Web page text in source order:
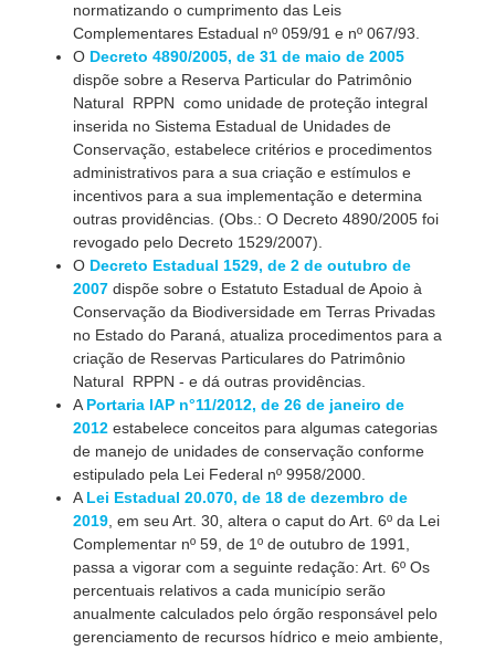
normatizando o cumprimento das Leis
Complementares Estadual nº 059/91 e nº 067/93.
O Decreto 4890/2005, de 31 de maio de 2005
dispõe sobre a Reserva Particular do Patrimônio
Natural  RPPN  como unidade de proteção integral
inserida no Sistema Estadual de Unidades de
Conservação, estabelece critérios e procedimentos
administrativos para a sua criação e estímulos e
incentivos para a sua implementação e determina
outras providências. (Obs.: O Decreto 4890/2005 foi
revogado pelo Decreto 1529/2007).
O Decreto Estadual 1529, de 2 de outubro de
2007 dispõe sobre o Estatuto Estadual de Apoio à
Conservação da Biodiversidade em Terras Privadas
no Estado do Paraná, atualiza procedimentos para a
criação de Reservas Particulares do Patrimônio
Natural  RPPN - e dá outras providências.
A Portaria IAP n°11/2012, de 26 de janeiro de
2012 estabelece conceitos para algumas categorias
de manejo de unidades de conservação conforme
estipulado pela Lei Federal nº 9958/2000.
A Lei Estadual 20.070, de 18 de dezembro de
2019 , em seu Art. 30, altera o caput do Art. 6º da Lei
Complementar nº 59, de 1º de outubro de 1991,
passa a vigorar com a seguinte redação: Art. 6º Os
percentuais relativos a cada município serão
anualmente calculados pelo órgão responsável pelo
gerenciamento de recursos hídrico e meio ambiente,